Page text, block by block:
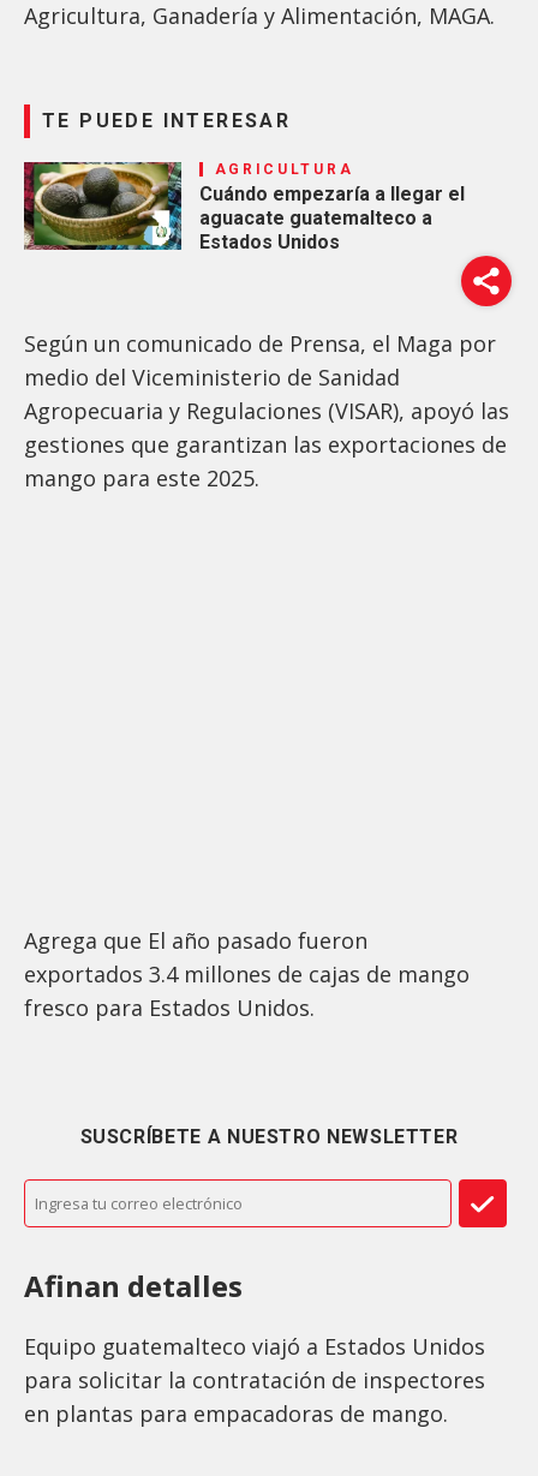
Agricultura, Ganadería y Alimentación, MAGA.
TE PUEDE INTERESAR
AGRICULTURA
Cuándo empezaría a llegar el
aguacate guatemalteco a
Estados Unidos
Según un comunicado de Prensa, el Maga por
medio del Viceministerio de Sanidad
Agropecuaria y Regulaciones (VISAR), apoyó las
gestiones que garantizan las exportaciones de
mango para este 2025.
Agrega que El año pasado fueron
exportados 3.4 millones de cajas de mango
fresco para Estados Unidos.
SUSCRÍBETE A NUESTRO NEWSLETTER
Afinan detalles
Equipo guatemalteco viajó a Estados Unidos
para solicitar la contratación de inspectores
en plantas para empacadoras de mango.